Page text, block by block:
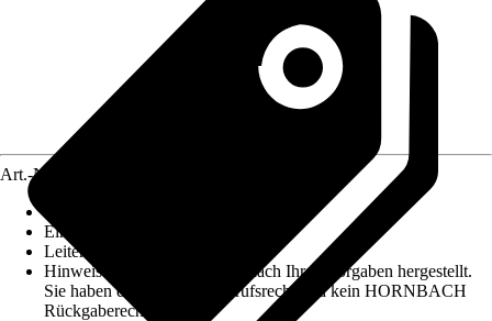
Art.-Nr.
Einheit
Leiterquerschnitt
Hinweis: Dieser Artikel wird nach Ihren Vorgaben hergestellt.
Sie haben daher kein Widerrufsrecht und kein HORNBACH
Rückgaberecht.